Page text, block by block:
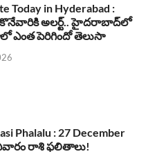
Today in Hyderabad :
అలర్ట్.. హైదరాబాద్‌లో
ఎంత పెరిగిందో తెలుసా
Phalalu : 27 December
రాశి ఫలితాలు!